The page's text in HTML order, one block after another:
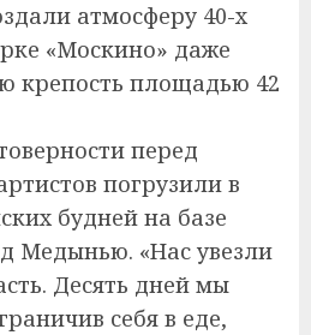
атмосферу 40-х
«Москино» даже
крепость площадью 42
перед
погрузили в
будней на базе
Медынью. «Нас увезли
Десять дней мы
себя в еде,